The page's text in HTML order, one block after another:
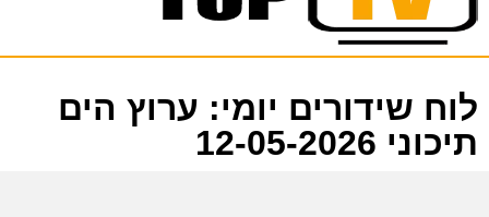
לוח שידורים יומי: ערוץ הים
תיכוני 12-05-2026